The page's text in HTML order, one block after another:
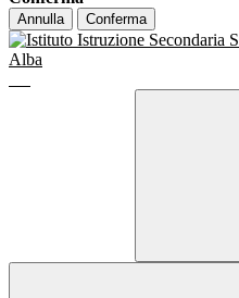
Annulla Conferma